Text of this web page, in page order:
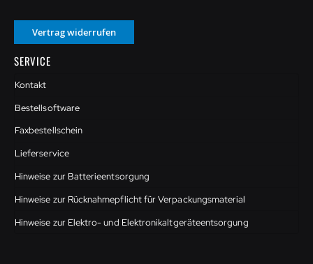
Vertrag widerrufen
SERVICE
Kontakt
Bestellsoftware
Faxbestellschein
Lieferservice
Hinweise zur Batterieentsorgung
Hinweise zur Rücknahmepflicht für Verpackungsmaterial
Hinweise zur Elektro- und Elektronikaltgeräteentsorgung